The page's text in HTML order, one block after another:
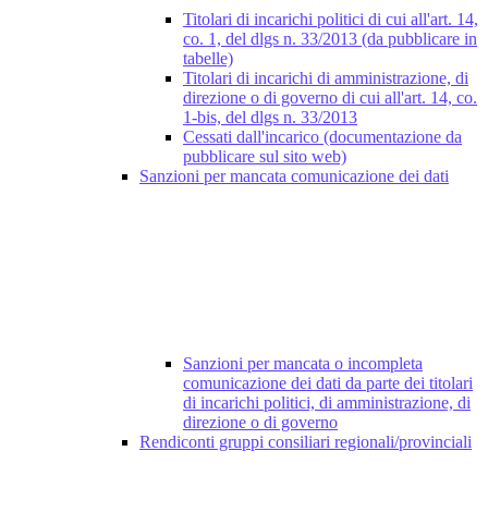
Titolari di incarichi politici di cui all'art. 14,
co. 1, del dlgs n. 33/2013 (da pubblicare in
tabelle)
Titolari di incarichi di amministrazione, di
direzione o di governo di cui all'art. 14, co.
1-bis, del dlgs n. 33/2013
Cessati dall'incarico (documentazione da
pubblicare sul sito web)
Sanzioni per mancata comunicazione dei dati
Sanzioni per mancata o incompleta
comunicazione dei dati da parte dei titolari
di incarichi politici, di amministrazione, di
direzione o di governo
Rendiconti gruppi consiliari regionali/provinciali